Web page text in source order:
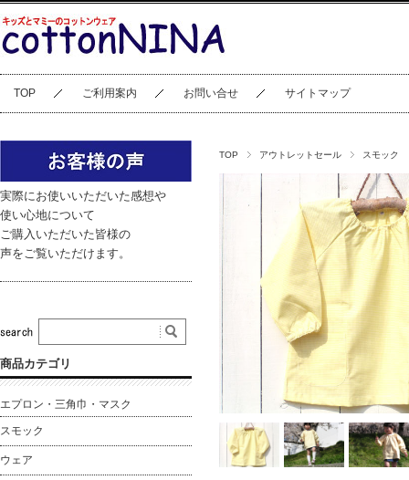
TOP ご利用案内 お問い合せ サイトマップ
TOP アウトレットセール スモック
実際にお使いいただいた感想や
使い心地について
ご購入いただいた皆様の
声をご覧いただけます。
商品カテゴリ
エプロン・三角巾・マスク
スモック
ウェア